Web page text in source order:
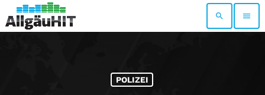
search menu
POLIZEI